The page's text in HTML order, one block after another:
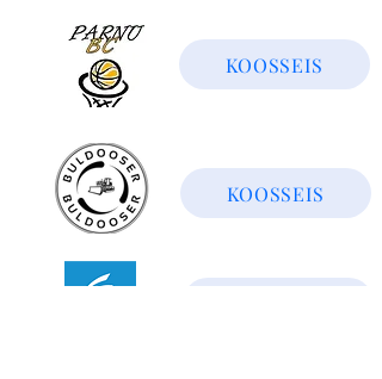
KOOSSEIS
KOOSSEIS